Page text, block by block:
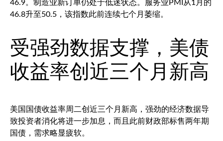
46.9。制造业新订单仍处于低迷状态。服务业PMI从1月的
46.8升至50.5，该指数此前连续七个月萎缩。
受强劲数据支撑，美债
收益率创近三个月新高
美国国债收益率周二创近三个月新高，强劲的经济数据导
致投资者消化将进一步加息，而且此前财政部标售两年期
国债，需求略显疲软。